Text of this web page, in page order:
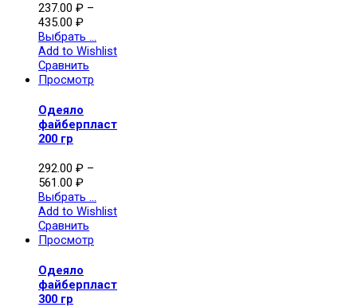
237.00 ₽ –
435.00 ₽
Выбрать ...
Add to Wishlist
Сравнить
Просмотр
Одеяло
файберпласт
200 гр
292.00 ₽ –
561.00 ₽
Выбрать ...
Add to Wishlist
Сравнить
Просмотр
Одеяло
файберпласт
300 гр